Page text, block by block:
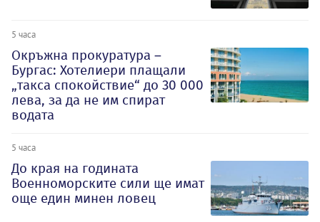
5 часа
Окръжна прокуратура –
Бургас: Хотелиери плащали
„такса спокойствие“ до 30 000
лева, за да не им спират
водата
5 часа
До края на годината
Военноморските сили ще имат
още един минен ловец